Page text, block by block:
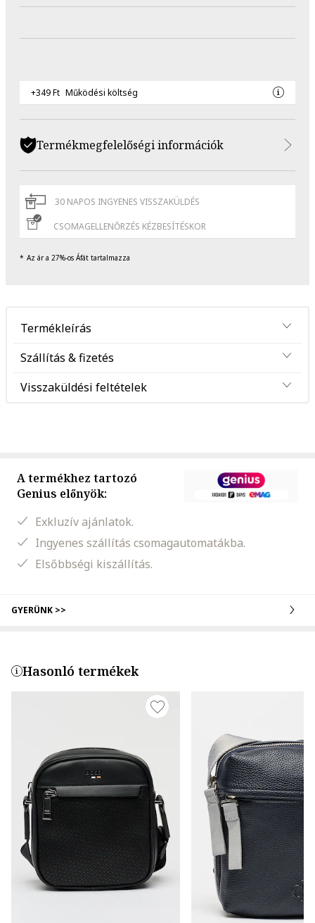
+349 Ft Működési költség
Termékmegfelelőségi információk
30 NAPOS INGYENES VISSZAKÜLDÉS
CSOMAGELLENŐRZÉS KÉZBESÍTÉSKOR
Az ár a 27%-os Áfát tartalmazza
Termékleírás
Szállítás & fizetés
Visszaküldési feltételek
A termékhez tartozó
Genius előnyök:
Exkluzív ajánlatok.
Ingyenes szállítás csomagautomatákba.
Elsőbbségi kiszállítás.
GYERÜNK >>
Hasonló termékek